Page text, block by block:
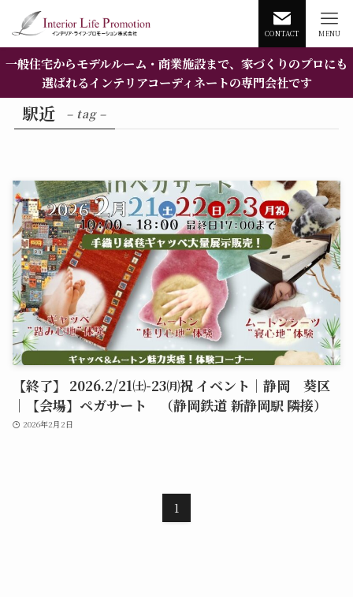
CONTACT MENU
一般住宅からモデルルーム・商業施設まで、家づくりのプロにも
選ばれるインテリアコーディネートの専門会社です
駅近 – tag –
【終了】 2026.2/21㈯-23㈪祝 イベント｜静岡 葵区
｜【会場】ペガサート （静岡鉄道 新静岡駅 隣接）
2026年2月2日
1